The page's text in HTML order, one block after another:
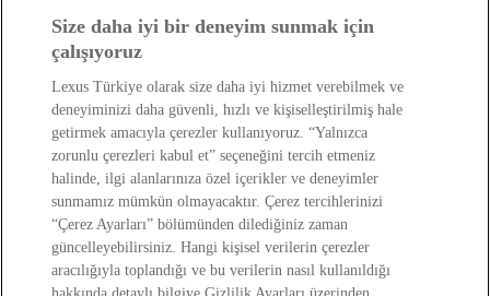
Lexus'u Keşfedin!
Satış Sonrası
Lexus Dünyası
Size daha iyi bir deneyim sunmak için
çalışıyoruz
Lexus Türkiye olarak size daha iyi hizmet verebilmek ve
deneyiminizi daha güvenli, hızlı ve kişiselleştirilmiş hale
getirmek amacıyla çerezler kullanıyoruz. “Yalnızca
zorunlu çerezleri kabul et” seçeneğini tercih etmeniz
halinde, ilgi alanlarınıza özel içerikler ve deneyimler
sunmamız mümkün olmayacaktır. Çerez tercihlerinizi
“Çerez Ayarları” bölümünden dilediğiniz zaman
güncelleyebilirsiniz. Hangi kişisel verilerin çerezler
aracılığıyla toplandığı ve bu verilerin nasıl kullanıldığı